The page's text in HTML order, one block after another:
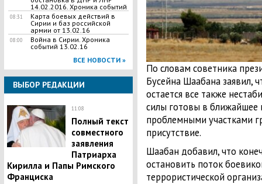
14.02.2016. Хроника событий
08:31
Карта боевых действий в
Сирии и баз российской
армии от 13.02.16
08:00
Война в Сирии. Хроника
событий 13.02.16
ВСЕ НОВОСТИ »
ВЫБОР РЕДАКЦИИ
11:08
Полный текст
совместного
заявления
Патриарха
Кирилла и Папы Римского
Франциска
По словам советника
Бусейна Шаабана заявил,
остается все также
силы готовы в ближайшее
проблемными участками
присутствие.
Шаабан добавил, что
остановить поток
террористической